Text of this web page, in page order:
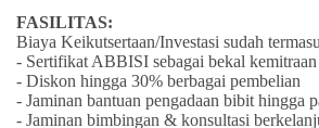
FASILITAS:
Biaya Keikutsertaan/Investasi sudah
- Sertifikat ABBISI sebagai bekal kemitraan
- Diskon hingga 30% berbagai pembelian
- Jaminan bantuan pengadaan bibit hingga
- Jaminan bimbingan & konsultasi